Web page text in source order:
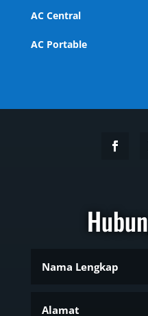
AC Central
AC Portable